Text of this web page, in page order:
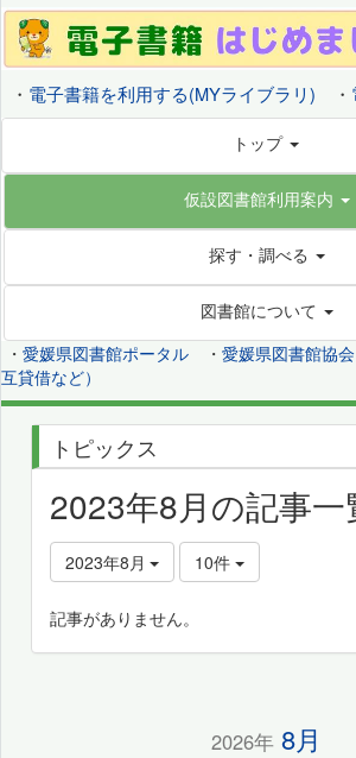
・ 電子書籍を利用する(MYライブラリ) ・
トップ
仮設図書館利用案内
探す・調べる
図書館について
・ 愛媛県図書館ポータル ・ 愛媛県図書館協会
互貸借など）
トピックス
2023年8月の記事一
2023年8月 10件
記事がありません。
2026年8月